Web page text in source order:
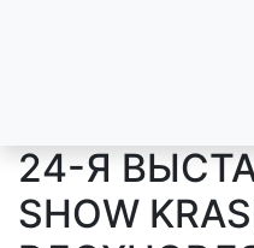
24-Я
SHOW